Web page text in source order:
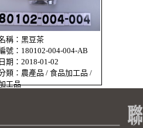
稱：黑豆茶
號：180102-004-004-AB
期：2018-01-02
類：農產品 / 食品加工品 /
工品